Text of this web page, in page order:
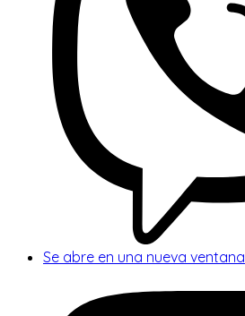
Se abre en una nueva ventana